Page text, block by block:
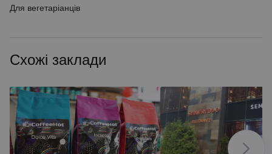
Для вегетаріанців
Схожі заклади